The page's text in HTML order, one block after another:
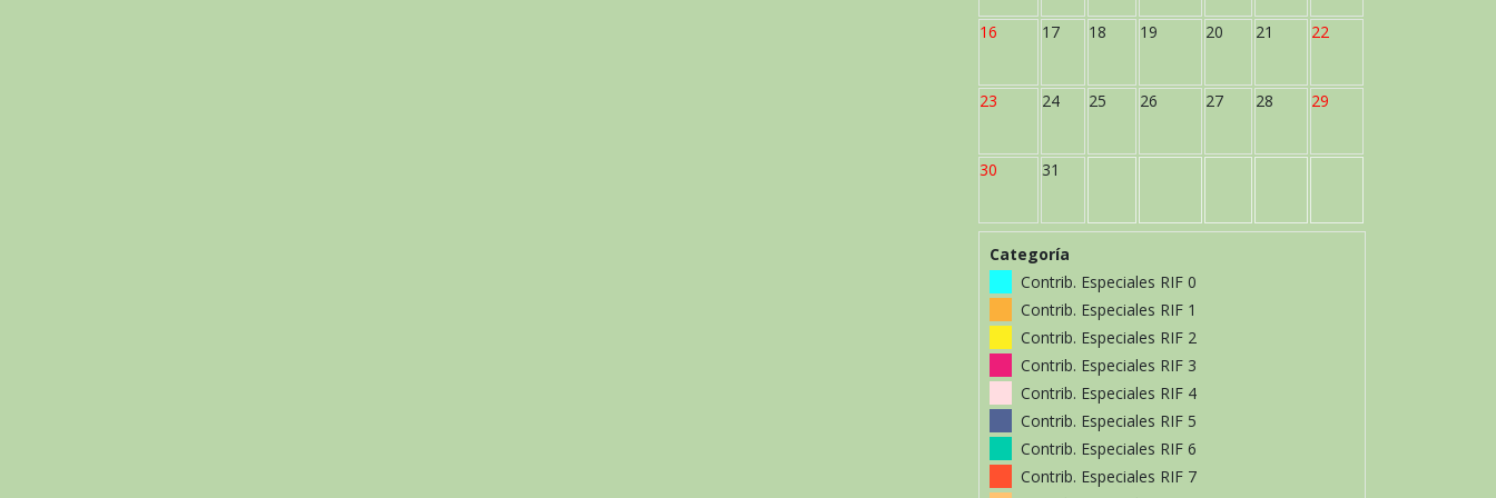
16 17 18 19 20 21 22
23 24 25 26 27 28 29
30 31
Categoría
Contrib. Especiales RIF 0
Contrib. Especiales RIF 1
Contrib. Especiales RIF 2
Contrib. Especiales RIF 3
Contrib. Especiales RIF 4
Contrib. Especiales RIF 5
Contrib. Especiales RIF 6
Contrib. Especiales RIF 7